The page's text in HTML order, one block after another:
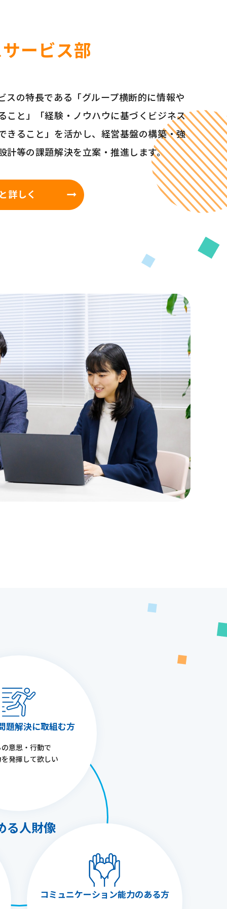
ービス部
スの特長である「グループ横断的に情報や
こと」「経験・ノウハウに基づくビジネス
きること」を活かし、経営基盤の構築・強
計等の課題解決を立案・推進します。
詳しく
る人財像
題解決に取組む方
意思・行動で
発揮して欲しい
コミュニケーション能力のある方